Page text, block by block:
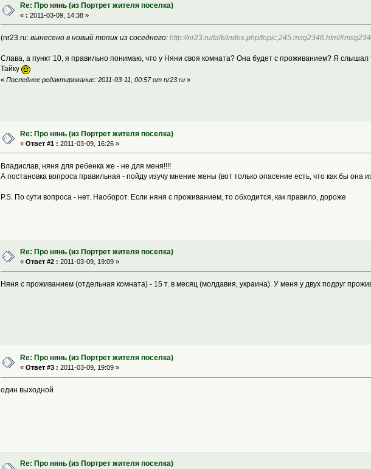
Re: Про нянь (из Портрет жителя поселка)
« : 2011-03-09, 14:38 »
(nr23.ru: вынесено в новый топик из соседнего: http://nr23.ru/talk/index.php/
Слава, а пункт 10, я правильно понимаю, что у Няни своя комната? Она будет с проживанием? Я
Тайку
« Последнее редактирование: 2011-03-11, 00:57 от nr23.ru»
Re: Про нянь (из Портрет жителя поселка)
«Ответ #1 : 2011-03-09, 16:26 »
Владислав, няня для ребенка же - не для меня!!!!
А постановка вопроса правильная - пойду изучу мнение жены (вот только опасение есть, что как бы она
P.S. По сути вопроса - нет. Наоборот. Если няня с проживанием, то обходится, как правило, дороже
Re: Про нянь (из Портрет жителя поселка)
«Ответ #2 : 2011-03-09, 19:09 »
Няня с проживанием (отдельная комната) - 15 т. в месяц (молдавия, украина). У меня у двух подруг
Re: Про нянь (из Портрет жителя поселка)
«Ответ #3 : 2011-03-09, 19:09 »
один выходной
Re: Про нянь (из Портрет жителя поселка)